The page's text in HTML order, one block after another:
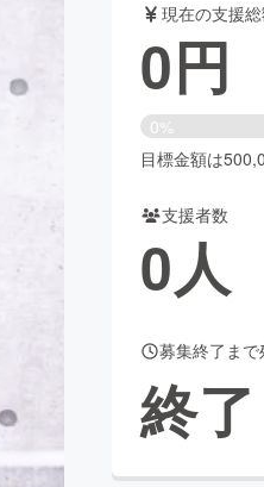
舞台・パフォーマンス
フード・飲食店
ビューティー・ヘルスケア
現在の支援
0円
0%
目標金額は
支援者数
0人
募集終了まで
終了